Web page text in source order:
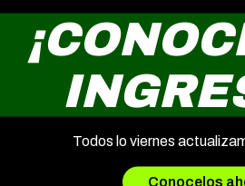
Todos lo viernes
Conocelos